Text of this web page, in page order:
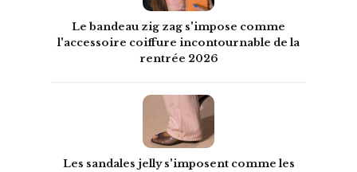
Le bandeau zig zag s'impose comme
l'accessoire coiffure incontournable de la
rentrée 2026
Les sandales jelly s'imposent comme les